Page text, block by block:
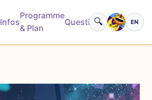
Infos
Programme
& Plan
Questions
🔍 EN